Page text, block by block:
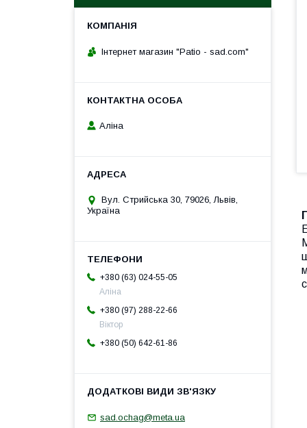
Інтернет магазин "Patio - sad.com"
Аліна
Вул. Стрийська 30, 79026, Львів,
Україна
+380 (63) 024-55-05
Аліна
+380 (97) 288-22-66
Віктор
+380 (50) 642-61-86
sad.ochag@meta.ua